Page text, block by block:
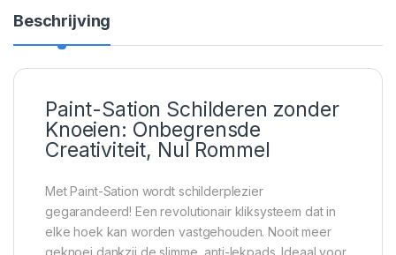
Beschrijving
Paint-Sation Schilderen zonder
Knoeien: Onbegrensde
Creativiteit, Nul Rommel
Met Paint-Sation wordt schilderplezier
gegarandeerd! Een revolutionair kliksysteem dat in
elke hoek kan worden vastgehouden. Nooit meer